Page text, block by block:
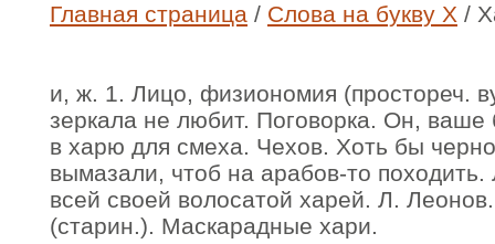
Главная страница / Слова на букву Х /
и, ж. 1. Лицо, физиономия (простореч.
зеркала не любит. Поговорка. Он, ваше
в харю для смеха. Чехов. Хоть бы
вымазали, чтоб на арабов-то
всей своей волосатой харей. Л.
(старин.). Маскарадные хари.